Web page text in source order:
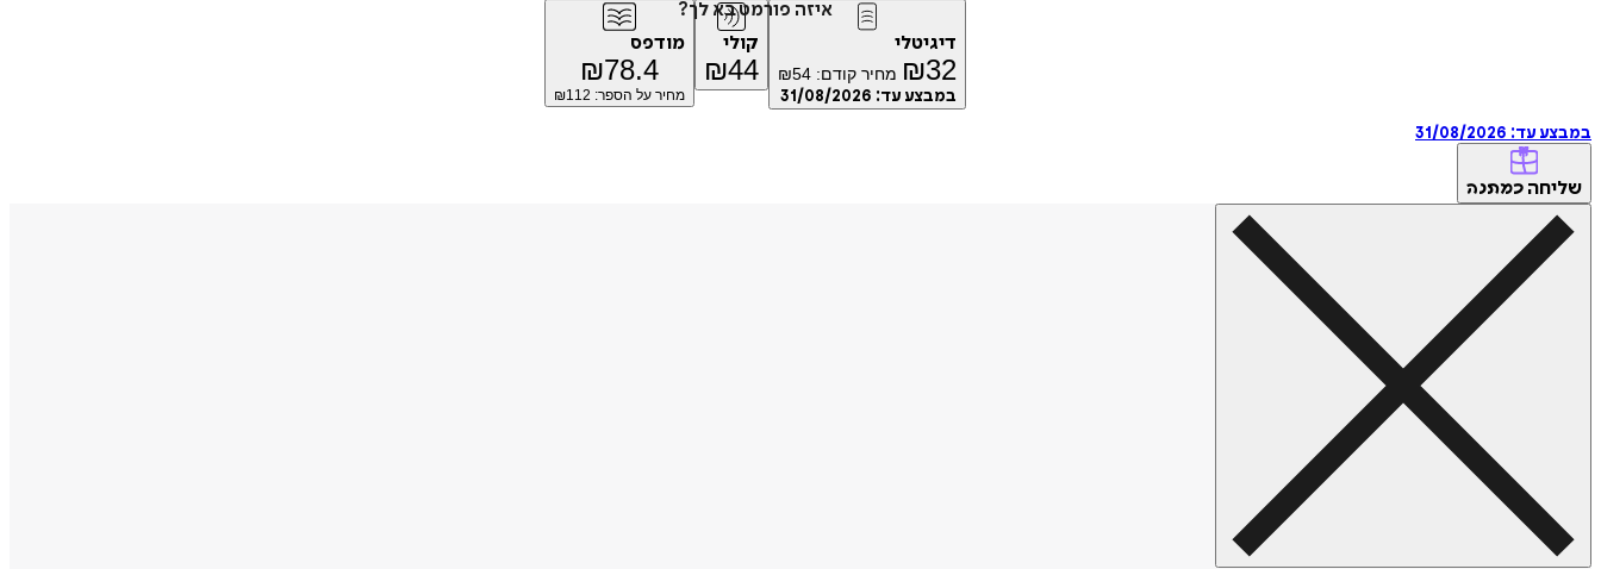
איזה פורמט בא לך?
דיגיטלי
₪32 מחיר קודם: ₪54
במבצע עד: 31/08/2026
קולי
₪44
מודפס
₪78.4
מחיר על הספר: ₪ 112
במבצע עד: 31/08/2026
שליחה כמתנה